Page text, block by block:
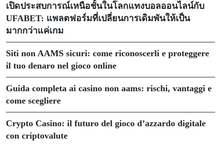
เปิดประสบการณ์เหนือชั้นในโลกแทงบอลออนไลน์กับ
UFABET: แพลตฟอร์มที่เปลี่ยนการเดิมพันให้เป็น
มากกว่าแค่เกม
Siti non AAMS sicuri: come riconoscerli e proteggere
il tuo denaro nel gioco online
Guida completa ai casino non aams: rischi, vantaggi e
come scegliere
Crypto Casino: il futuro del gioco d’azzardo digitale
con criptovalute